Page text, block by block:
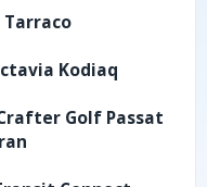
Tarraco
Kodiaq
Golf Passat